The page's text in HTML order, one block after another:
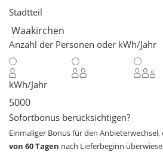
Stadtteil
Anzahl der Personen oder kWh/Jahr
kWh/Jahr
Sofortbonus berücksichtigen?
Einmaliger Bonus für den Anbieterwechsel,
von 60 Tagen nach Lieferbeginn